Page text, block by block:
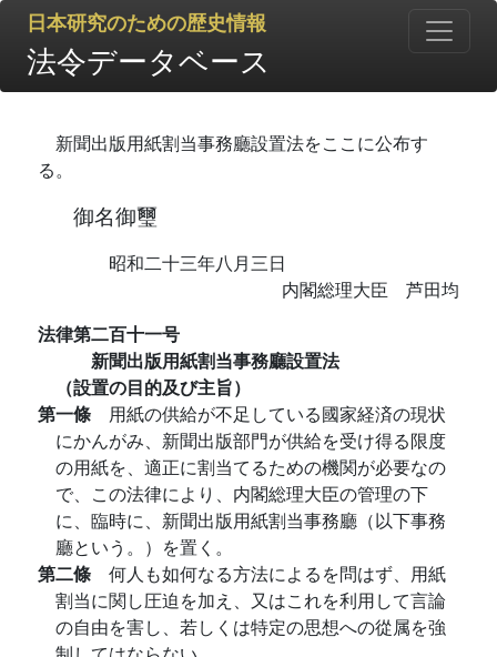
日本研究のための歴史情報
法令データベース
新聞出版用紙割当事務廳設置法をここに公布す
る。
御名御璽
昭和二十三年八月三日
内閣総理大臣 芦田均
法律第二百十一号
新聞出版用紙割当事務廳設置法
（設置の目的及び主旨）
第一條 用紙の供給が不足している國家経済の現状
にかんがみ、新聞出版部門が供給を受け得る限度
の用紙を、適正に割当てるための機関が必要なの
で、この法律により、内閣総理大臣の管理の下
に、臨時に、新聞出版用紙割当事務廳（以下事務
廳という。）を置く。
第二條 何人も如何なる方法によるを問はず、用紙
割当に関し圧迫を加え、又はこれを利用して言論
の自由を害し、若しくは特定の思想への從属を強